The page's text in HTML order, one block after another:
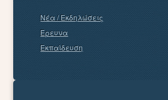
Νέα / Εκδηλώσεις
Έρευνα
Εκπαίδευση